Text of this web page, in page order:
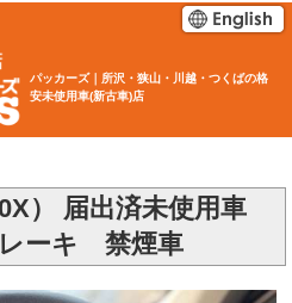
パッカーズ｜所沢・狭山・川越・つくばの格
安未使用車(新古車)店
） 届出済未使用車
ーキ 禁煙車